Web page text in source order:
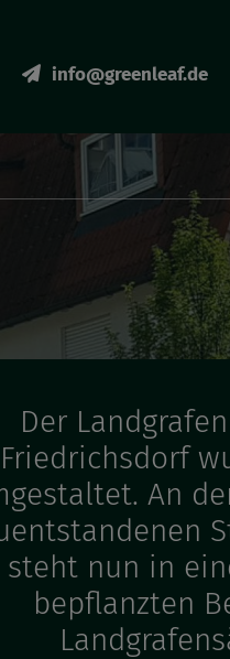
info@greenleaf.de
Der
Friedrichsdorf
An
steht nun in
bepflanzten